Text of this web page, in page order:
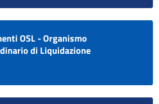
OSL - Organismo
di Liquidazione